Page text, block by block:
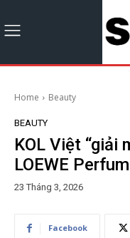
Home Beauty
BEAUTY
KOL Việt “giải
LOEWE
23 Tháng 3, 2026
Facebook